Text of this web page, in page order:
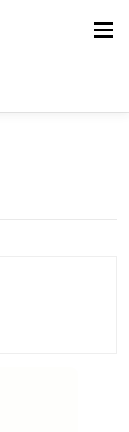
메뉴